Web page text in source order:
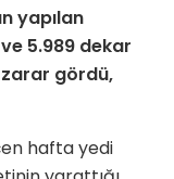
yapılan
5.989 dekar
zarar gördü,
hafta yedi